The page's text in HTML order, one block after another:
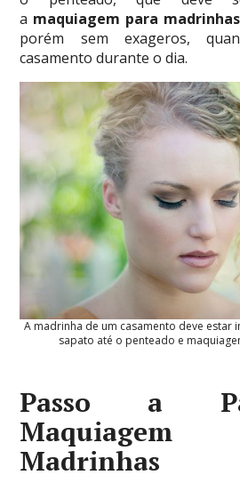
a maquiagem para madrinhas
porém sem exageros,
casamento durante o dia.
A madrinha de um casamento deve estar
sapato até o penteado e
Passo a
Madrinhas